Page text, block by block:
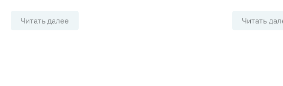
Читать далее Читать